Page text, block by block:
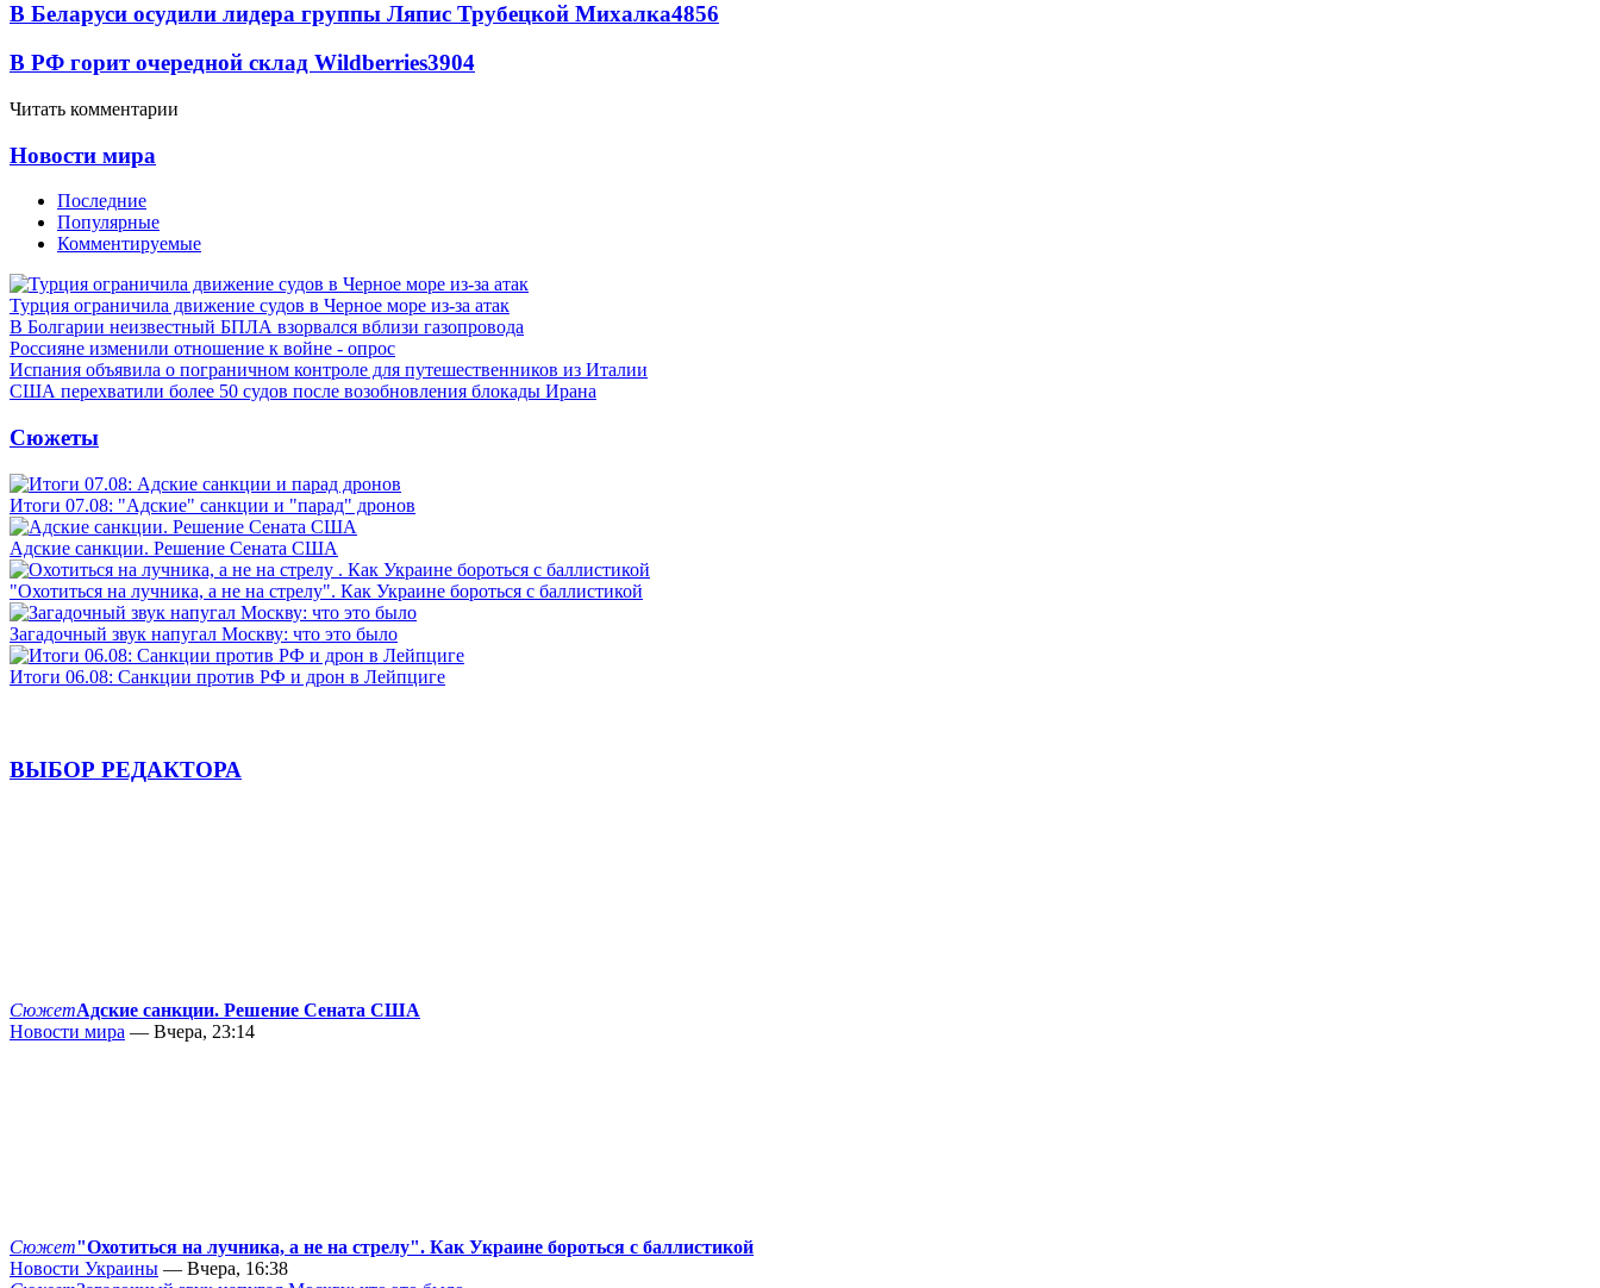
В Беларуси осудили лидера группы Ляпис Трубецкой Михалка4856
В РФ горит очередной склад Wildberries3904
Читать комментарии
Новости мира
Последние
Популярные
Комментируемые
Турция ограничила движение судов в Черное море из-за атак
В Болгарии неизвестный БПЛА взорвался вблизи газопровода
Россияне изменили отношение к войне - опрос
Испания объявила о пограничном контроле для путешественников из Италии
США перехватили более 50 судов после возобновления блокады Ирана
Сюжеты
Итоги 07.08: "Адские" санкции и "парад" дронов
Адские санкции. Решение Сената США
"Охотиться на лучника, а не на стрелу". Как Украине бороться с баллистикой
Загадочный звук напугал Москву: что это было
Итоги 06.08: Санкции против РФ и дрон в Лейпциге
ВЫБОР РЕДАКТОРА
СюжетАдские санкции. Решение Сената США
Новости мира — Вчера, 23:14
Сюжет"Охотиться на лучника, а не на стрелу". Как Украине бороться с баллистикой
Новости Украины — Вчера, 16:38